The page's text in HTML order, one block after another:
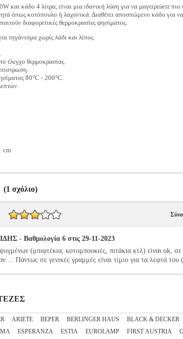
και κάδο 4 λίτρα, είναι μια ιδανική λύση για να μαγειρεύετε πιο
όπως κοτόπουλο ή λαχανικά. Διαθέτει αποσπώμενο κάδο για
διαφορετικές θερμοκρασίες ψησίματος.
τηγάνισμα χωρίς λάδι και λίπος.
έλεγχο θερμοκρασίας.
80°C - 200°C.
cm
σχόλιο)
- Βαθμολογία 6 στις 29-11-2023
(μπιφτέκια, κοτομπουκιές, πιτάκια κτλ) είναι ok,
Πάντως σε γενικές γραμμές είναι τίμιο για τα λεφτά
ARIETE BEPER BERLINGER HAUS BLACK & DECKER
ESPERANZA ESTIA EUROLAMP FIRST AUSTRIA